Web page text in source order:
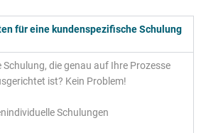
für eine kundenspezifische Schulung
Schulung, die genau auf Ihre Prozesse
ist? Kein Problem!
Schulungen